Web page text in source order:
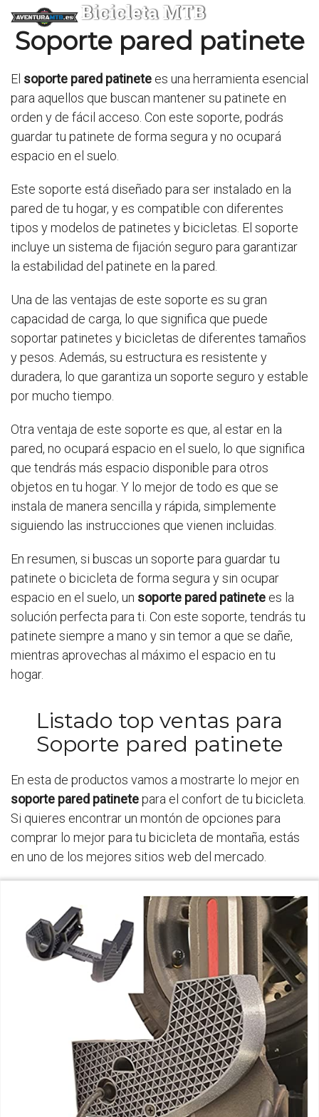
Bicicleta MTB
Soporte pared patinete
El soporte pared patinete es una herramienta esencial
para aquellos que buscan mantener su patinete en
orden y de fácil acceso. Con este soporte, podrás
guardar tu patinete de forma segura y no ocupará
espacio en el suelo.
Este soporte está diseñado para ser instalado en la
pared de tu hogar, y es compatible con diferentes
tipos y modelos de patinetes y bicicletas. El soporte
incluye un sistema de fijación seguro para garantizar
la estabilidad del patinete en la pared.
Una de las ventajas de este soporte es su gran
capacidad de carga, lo que significa que puede
soportar patinetes y bicicletas de diferentes tamaños
y pesos. Además, su estructura es resistente y
duradera, lo que garantiza un soporte seguro y estable
por mucho tiempo.
Otra ventaja de este soporte es que, al estar en la
pared, no ocupará espacio en el suelo, lo que significa
que tendrás más espacio disponible para otros
objetos en tu hogar. Y lo mejor de todo es que se
instala de manera sencilla y rápida, simplemente
siguiendo las instrucciones que vienen incluidas.
En resumen, si buscas un soporte para guardar tu
patinete o bicicleta de forma segura y sin ocupar
espacio en el suelo, un soporte pared patinete es la
solución perfecta para ti. Con este soporte, tendrás tu
patinete siempre a mano y sin temor a que se dañe,
mientras aprovechas al máximo el espacio en tu
hogar.
Listado top ventas para
Soporte pared patinete
En esta de productos vamos a mostrarte lo mejor en
soporte pared patinetepara el confort de tu bicicleta.
Si quieres encontrar un montón de opciones para
comprar lo mejor para tu bicicleta de montaña, estás
en uno de los mejores sitios web del mercado.